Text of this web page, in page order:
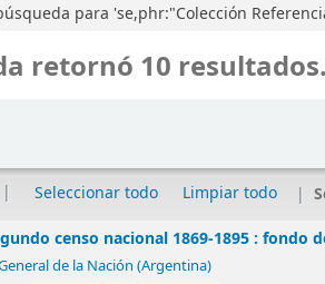
para 'se,phr:"Colección
retornó 10 resultados.
Seleccionar todo Limpiar todo
censo nacional 1869-1895 : fondo
de la Nación (Argentina)